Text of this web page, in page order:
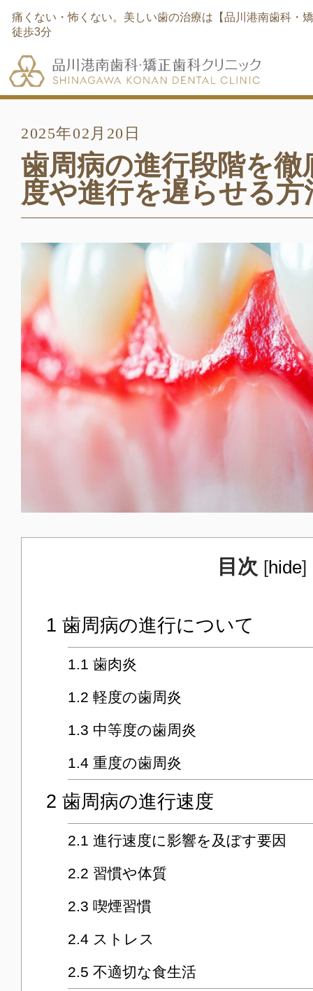
痛くない・怖くない。美しい歯の治療は【品川港南歯科・
徒歩3分
2025年02月20日
歯周病の進行段階を徹
度や進行を遅らせる方
目次 [hide]
1 歯周病の進行について
1.1 歯肉炎
1.2 軽度の歯周炎
1.3 中等度の歯周炎
1.4 重度の歯周炎
2 歯周病の進行速度
2.1 進行速度に影響を及ぼす要因
2.2 習慣や体質
2.3 喫煙習慣
2.4 ストレス
2.5 不適切な食生活